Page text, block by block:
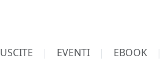
USCITE EVENTI EBOOK